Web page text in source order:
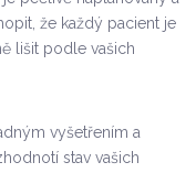
že každý pacient je
lišit podle vašich
vyšetřením a
stav vašich